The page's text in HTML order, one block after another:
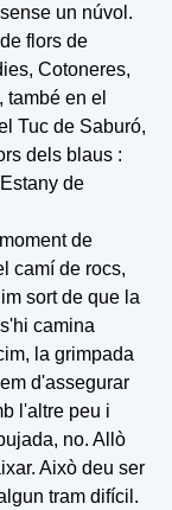
un núvol.
flors de
Cotoneres,
en el
Tuc de Saburó,
dels blaus :
de
de
camí de rocs,
sort de que la
camina
la grimpada
d'assegurar
l'altre peu i
no. Allò
Això deu ser
tram difícil.